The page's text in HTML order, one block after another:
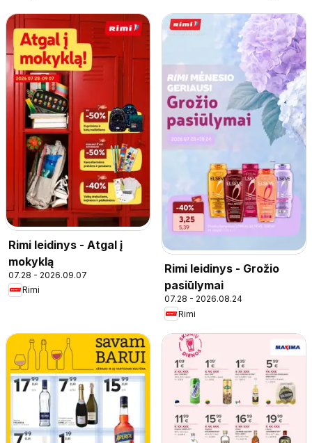
Rimi leidinys - Atgal į
mokyklą
07.28 - 2026.09.07
Rimi
Rimi leidinys - Grožio
pasiūlymai
07.28 - 2026.08.24
Rimi